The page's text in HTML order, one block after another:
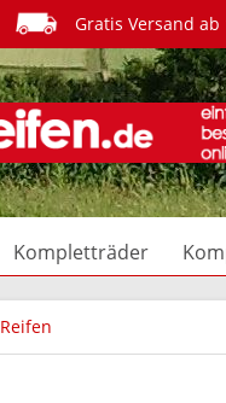
Gratis Versand ab
Kompletträder
Reifen